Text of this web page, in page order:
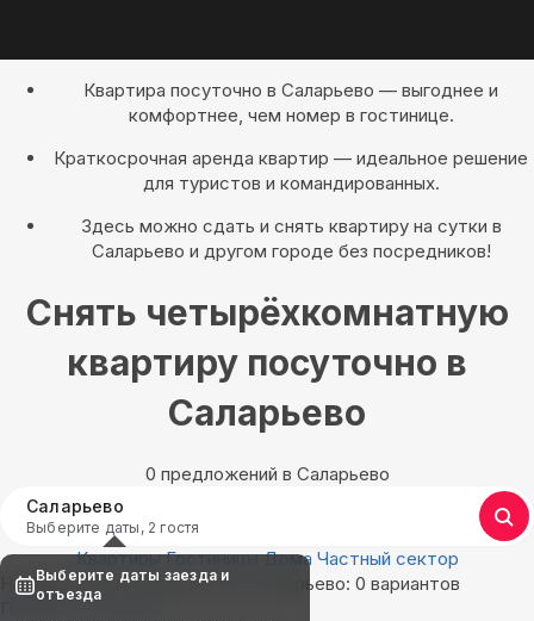
Квартира посуточно в Саларьево — выгоднее и
комфортнее, чем номер в гостинице.
Краткосрочная аренда квартир — идеальное решение
для туристов и командированных.
Здесь можно сдать и снять квартиру на сутки в
Саларьево и другом городе без посредников!
Снять четырёхкомнатную
квартиру посуточно в
Саларьево
0 предложений в Саларьево
Саларьево
Выберите даты, 2 гостя
Квартиры Гостиницы Дома Частный сектор
Найдём, где остановиться в Саларьево: 0 вариантов
Показать на карте
Выберите даты заезда и
отъезда